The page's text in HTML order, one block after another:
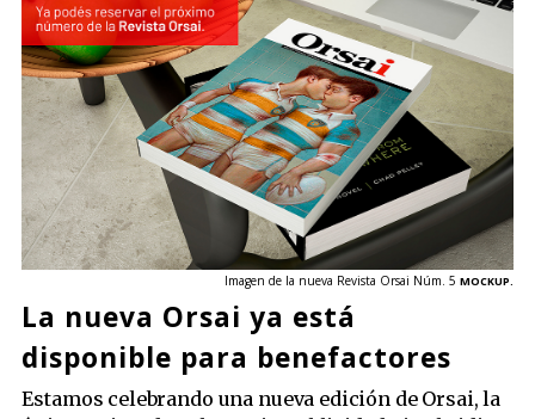
Imagen de la nueva Revista Orsai Núm. 5 MOCKUP.
La nueva Orsai ya está
disponible para benefactores
Estamos celebrando una nueva edición de Orsai, la